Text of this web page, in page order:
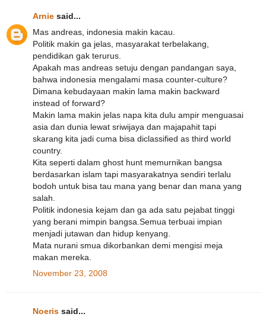
Arnie said...
Mas andreas, indonesia makin kacau.
Politik makin ga jelas, masyarakat terbelakang,
pendidikan gak terurus.
Apakah mas andreas setuju dengan pandangan saya,
bahwa indonesia mengalami masa counter-culture?
Dimana kebudayaan makin lama makin backward
instead of forward?
Makin lama makin jelas napa kita dulu ampir menguasai
asia dan dunia lewat sriwijaya dan majapahit tapi
skarang kita jadi cuma bisa diclassified as third world
country.
Kita seperti dalam ghost hunt memurnikan bangsa
berdasarkan islam tapi masyarakatnya sendiri terlalu
bodoh untuk bisa tau mana yang benar dan mana yang
salah.
Politik indonesia kejam dan ga ada satu pejabat tinggi
yang berani mimpin bangsa.Semua terbuai impian
menjadi jutawan dan hidup kenyang.
Mata nurani smua dikorbankan demi mengisi meja
makan mereka.
November 23, 2008
Noeris said...